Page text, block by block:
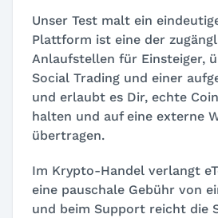
Unser Test malt ein
Plattform ist eine der
Anlaufstellen für Einsteiger,
Social Trading und einer
und erlaubt es Dir, echte
halten und auf eine externe
übertragen.
Im Krypto-Handel verlangt
eine pauschale Gebühr von
und beim Support reicht die